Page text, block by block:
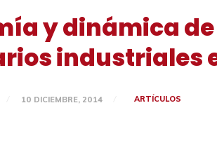
y dinámica
industriales
10 DICIEMBRE, 2014 ARTÍCULOS